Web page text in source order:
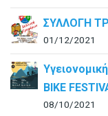
ΣΥΛΛΟΓΗ
01/12/2021
BIKE
08/10/2021